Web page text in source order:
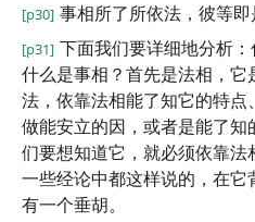
[p30] 事相所了所依法，彼等即
[p31] 下面我们要详细地分析
什么是事相？首先是法相，
法，依靠法相能了知它的特
做能安立的因，或者是能了
们要想知道它，就必须依靠
一些经论中都这样说的，在
有一个垂胡。